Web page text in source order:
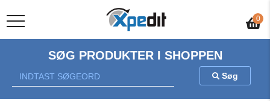
0
Gratis fragt v/køb over 500 kr.
SØG PRODUKTER I SHOPPEN
Søg